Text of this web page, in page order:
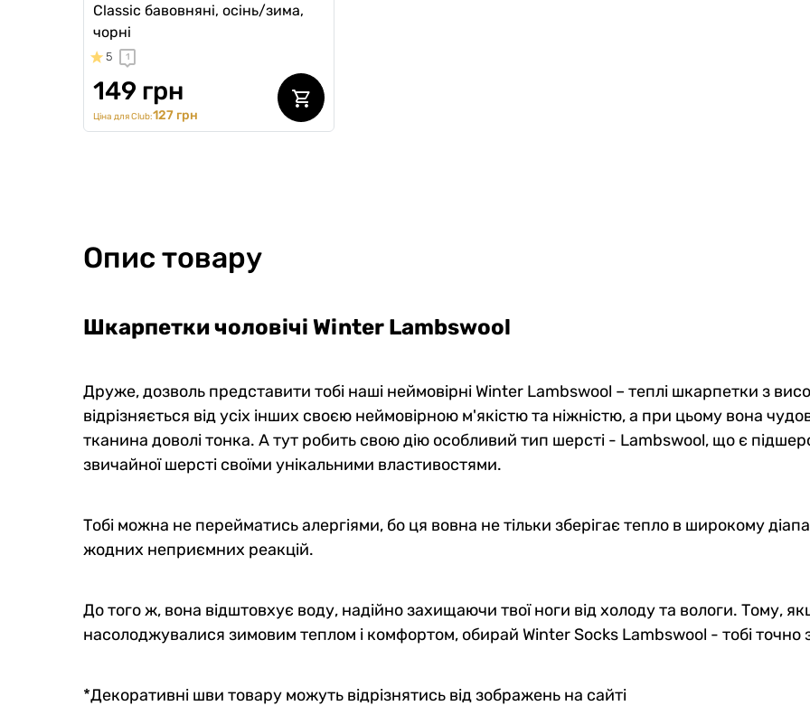
Classic бавовняні, осінь/зима,
чорні
5 1
149 грн
Ціна для Club:127 грн
Опис товару
Шкарпетки чоловічі Winter Lambswool
Друже, дозволь представити тобі наші неймовірні Winter Lambswool – теплі шкарпетки з
відрізняється від усіх інших своєю неймовірною м'якістю та ніжністю, а при цьому вона
тканина доволі тонка. А тут робить свою дію особливий тип шерсті - Lambswool, що є
звичайної шерсті своїми унікальними властивостями.
Тобі можна не перейматись алергіями, бо ця вовна не тільки зберігає тепло в широкому
жодних неприємних реакцій.
До того ж, вона відштовхує воду, надійно захищаючи твої ноги від холоду та вологи. Тому,
насолоджувалися зимовим теплом і комфортом, обирай Winter Socks Lambswool - тобі точно
*Декоративні шви товару можуть відрізнятись від зображень на сайті